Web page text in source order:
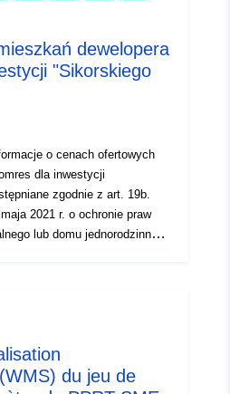
dewelopera
"Sikorskiego
o cenach ofertowych
dla inwestycji
zgodnie z art. 19b.
2021 r. o ochronie praw
lub domu jednorodzinnego
du jeu de